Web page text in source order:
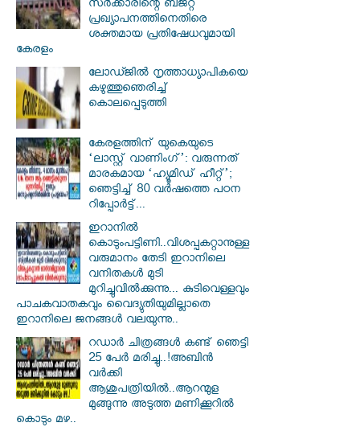
സര്‍ക്കാരിന്റെ ബജറ്റ്
പ്രഖ്യാപനത്തിനെതിരെ
ശക്തമായ പ്രതിഷേധവുമായി
കേരളം
ലോഡ്ജില്‍ നൃത്താധ്യാപികയെ
കഴുത്തുഞെരിച്ച്
കൊലപ്പെടുത്തി
കേരളത്തിന് യുകെയുടെ
‘ലാസ്റ്റ് വാണിംഗ്’: വരുന്നത്
മാരകമായ ‘ഹ്യൂമിഡ് ഹീറ്റ്’;
ഞെട്ടിച്ച് 80 വർഷത്തെ പഠന
റിപ്പോർട്ട്...
ഇറാനില്‍
കൊടുംപട്ടിണി..വിശപ്പകറ്റാനുള്ള
വരുമാനം തേടി ഇറാനിലെ
വനിതകള്‍ മുടി
മുറിച്ചുവില്‍ക്കുന്നു... കുടിവെള്ളവും
പാചകവാതകവും വൈദ്യുതിയുമില്ലാതെ
ഇറാനിലെ ജനങ്ങള്‍ വലയുന്നു..
റഡാർ ചിത്രങ്ങൾ കണ്ട് ഞെട്ടി
25 പേർ മരിച്ചു..!അബിൻ
വർക്കി
ആശുപത്രിയിൽ..ആറന്മുള
മുങ്ങുന്നു അടുത്ത മണിക്കൂറിൽ
കൊടും മഴ..